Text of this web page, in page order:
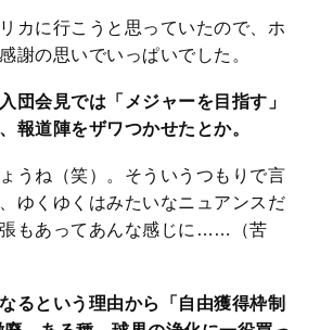
カに行こうと思っていたので、ホ
謝の思いでいっぱいでした。
会見では「メジャーを目指す」
報道陣をザワつかせたとか。
うね（笑）。そういうつもりで言
ゆくゆくはみたいなニュアンスだ
もあってあんな感じに……（苦
という理由から「自由獲得枠制